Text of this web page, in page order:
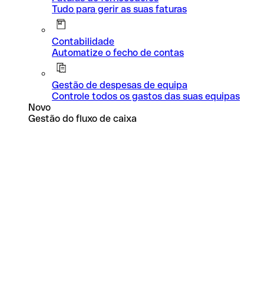
Tudo para gerir as suas faturas
Contabilidade
Automatize o fecho de contas
Gestão de despesas de equipa
Controle todos os gastos das suas equipas
Novo
Gestão do fluxo de caixa